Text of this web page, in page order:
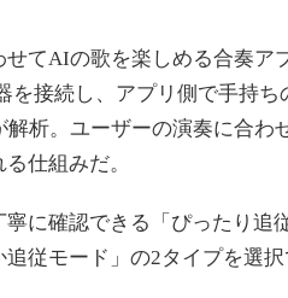
てAIの歌を楽しめる合奏ア
を接続し、アプリ側で手持ち
析。ユーザーの演奏に合わ
仕組みだ。
に確認できる「ぴったり追
従モード」の2タイプを選択